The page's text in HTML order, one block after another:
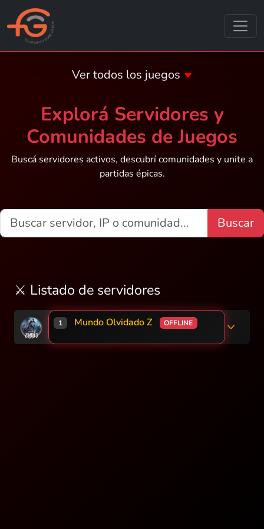
Ver todos los juegos
Explorá Servidores y
Comunidades de Juegos
Buscá servidores activos, descubrí comunidades y unite a
partidas épicas.
Buscar
⚔️ Listado de servidores
1 Mundo Olvidado Z OFFLINE